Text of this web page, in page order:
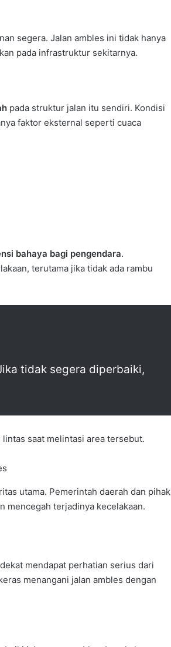
segera. Jalan ambles ini tidak hanya
pada infrastruktur sekitarnya.
pada struktur jalan itu sendiri. Kondisi
faktor eksternal seperti cuaca
bahaya bagi pengendara.
terutama jika tidak ada rambu
tidak segera diperbaiki,
saat melintasi area tersebut.
utama. Pemerintah daerah dan pihak
mencegah terjadinya kecelakaan.
mendapat perhatian serius dari
menangani jalan ambles dengan